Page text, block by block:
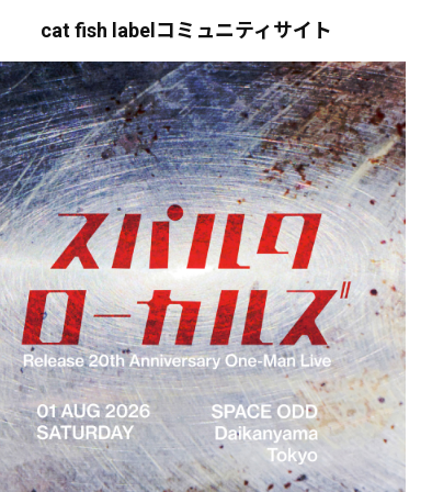
cat fish labelコミュニティサイト